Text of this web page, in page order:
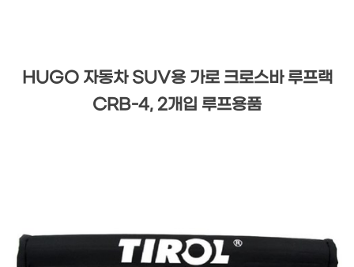
HUGO 자동차 SUV용 가로 크로스바 루프랙
CRB-4, 2개입 루프용품